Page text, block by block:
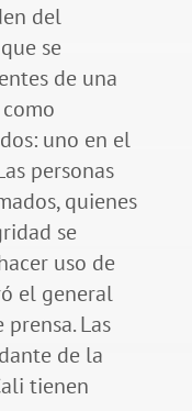
del
se
de una
uno en el
personas
quienes
se
uso de
el general
Las
de la
tienen